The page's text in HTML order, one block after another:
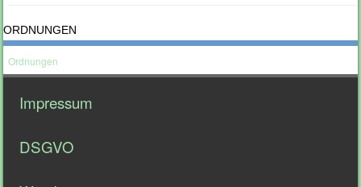
ORDNUNGEN
Ordnungen
Impressum
DSGVO